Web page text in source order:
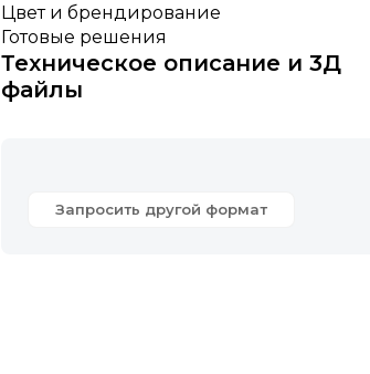
Цвет и брендирование
Готовые решения
Техническое описание и 3Д
файлы
Запросить другой формат